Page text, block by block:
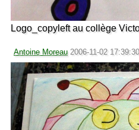
Logo_copyleft au collège
Antoine Moreau 2006-11-02 17:39:30